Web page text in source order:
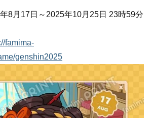
8月17日～2025年10月25日 23時59分
famima-
genshin2025